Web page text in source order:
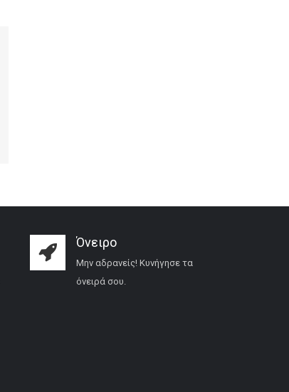
Όνειρο
Μην αδρανείς! Κυνήγησε τα
όνειρά σου.